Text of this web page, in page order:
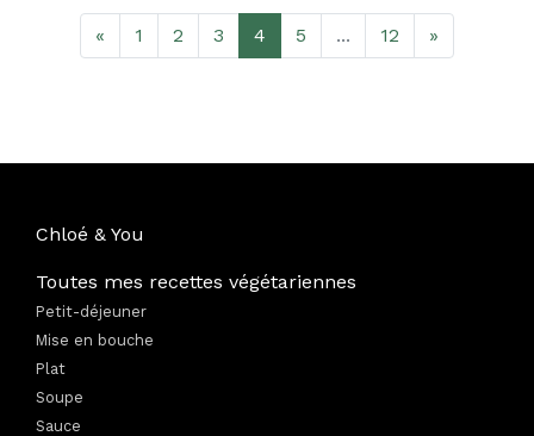
« 1 2 3 4 5 ... 12 »
Chloé & You
Toutes mes recettes végétariennes
Petit-déjeuner
Mise en bouche
Plat
Soupe
Sauce